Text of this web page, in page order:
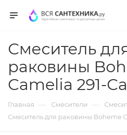
Смеситель
раковины
Camelia 291-
Главная — Смесители —
Смеситель для раковины Boheme